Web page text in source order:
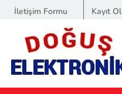
İletişim Formu Kayıt Ol